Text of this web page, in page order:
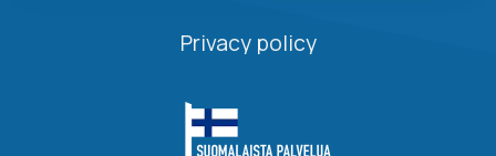
Privacy policy